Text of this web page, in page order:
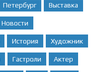
Петербург Выставка
Новости
История Художник
Гастроли Актер